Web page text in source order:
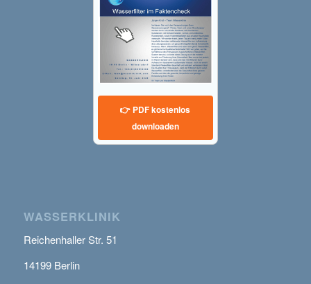
👉 PDF kostenlos
downloaden
WASSERKLINIK
Reichenhaller Str. 51
14199 Berlin